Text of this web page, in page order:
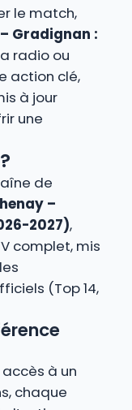
le match,
Gradignan :
radio ou
action clé,
à jour
une
de
–
2027),
complet, mis
(Top 14,
à un
chaque